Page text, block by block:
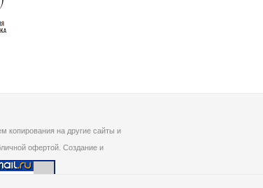
копирования на другие сайты и
офертой. Создание и